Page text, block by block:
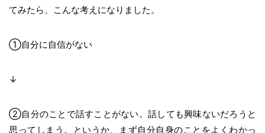
てみたら、こんな考えになりました。
①自分に自信がない
↓
②自分のことで話すことがない。話しても興味ないだろうと
思ってしまう。というか、まず自分自身のことをよくわかっ